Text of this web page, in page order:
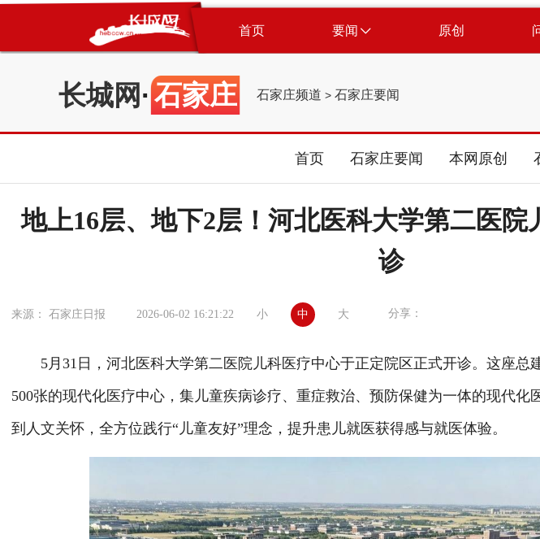
首页 要闻 原创
长城网 ·石家庄 石家庄频道 > 石家庄要闻
首页 石家庄要闻 本网原创
地上16层、地下2层！河北医科大学第二医院
诊
来源： 石家庄日报 2026-06-02 16:21:22 小 中 大 分享：
5月31日，河北医科大学第二医院儿科医疗中心于正定院区正式开诊。这座总
500张的现代化医疗中心，集儿童疾病诊疗、重症救治、预防保健为一体的现代化
到人文关怀，全方位践行“儿童友好”理念，提升患儿就医获得感与就医体验。